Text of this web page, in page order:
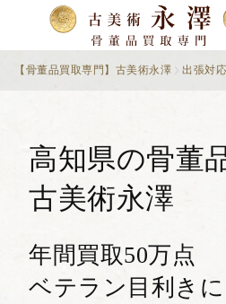
【骨董品買取専門】古美術永澤 出張対
高知県の骨董
古美術永澤
年間買取50万点
ベテラン目利き